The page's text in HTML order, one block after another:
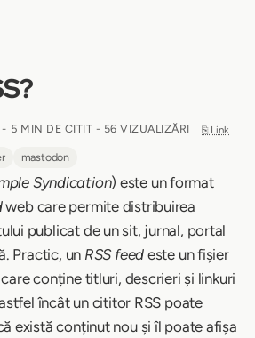
- 5 MIN DE CITIT - 56 VIZUALIZĂRI ⎘ Link
mastodon
Syndication) este un format
web care permite distribuirea
publicat de un sit, jurnal, portal
Practic, un RSS feed este un fișier
conține titluri, descrieri și linkuri
încât un cititor RSS poate
există conținut nou și îl poate afișa